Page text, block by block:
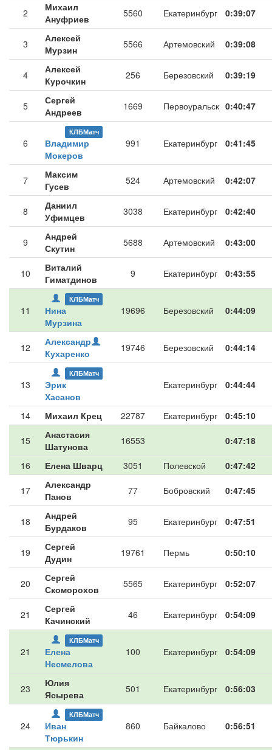
2
Михаил
Ануфриев
5560 Екатеринбург 0:39:07
3
Алексей
Мурзин
5566 Артемовский 0:39:08
4
Алексей
Курочкин
256 Березовский 0:39:19
5
Сергей
Андреев
1669 Первоуральск 0:40:47
6
КЛБМатч
Владимир
Мокеров
991 Екатеринбург 0:41:45
7
Максим
Гусев
524 Артемовский 0:42:07
8
Даниил
Уфимцев
3038 Екатеринбург 0:42:40
9
Андрей
Скутин
5688 Артемовский 0:43:00
10
Виталий
Гиматдинов
9 Екатеринбург 0:43:55
11
КЛБМатч
Нина
Мурзина
19696 Березовский 0:44:09
12
Александр
Кухаренко
19746 Березовский 0:44:14
13
КЛБМатч
Эрик
Хасанов
Екатеринбург 0:44:44
14 Михаил Крец 22787 Екатеринбург 0:45:10
15
Анастасия
Шатунова
16553 0:47:18
16 Елена Шварц 3051 Полевской 0:47:42
17
Александр
Панов
77 Бобровский 0:47:45
18
Андрей
Бурдаков
95 Екатеринбург 0:47:51
19
Сергей
Дудин
19761 Пермь 0:50:10
20
Сергей
Скоморохов
5565 Екатеринбург 0:52:07
21
Сергей
Качинский
46 Екатеринбург 0:54:09
21
КЛБМатч
Елена
Несмелова
100 Екатеринбург 0:54:09
23
Юлия
Ясырева
501 Екатеринбург 0:56:03
24
КЛБМатч
Иван
Тюрькин
860 Байкалово 0:56:51